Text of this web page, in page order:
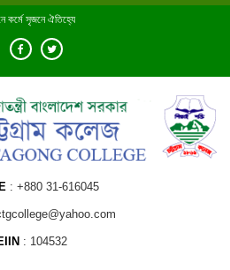
কর্মে সৃজনে ঐতিহ্যে
+880 31-616045
104532